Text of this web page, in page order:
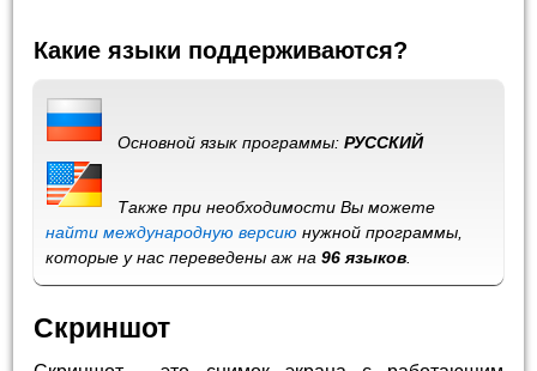
Какие языки поддерживаются?
Основной язык программы:РУССКИЙ
Также при необходимости Вы можете
найти международную версию нужной программы,
которые у нас переведены аж на96 языков
Скриншот